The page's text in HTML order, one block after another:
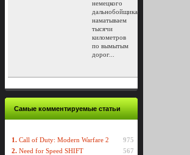
немецкого
дальнобойщика:
наматываем
тысячи
километров
по вымытым
дорог...
Самые комментируемые статьи
1. Call of Duty: Modern Warfare 2
975
2. Need for Speed SHIFT
567